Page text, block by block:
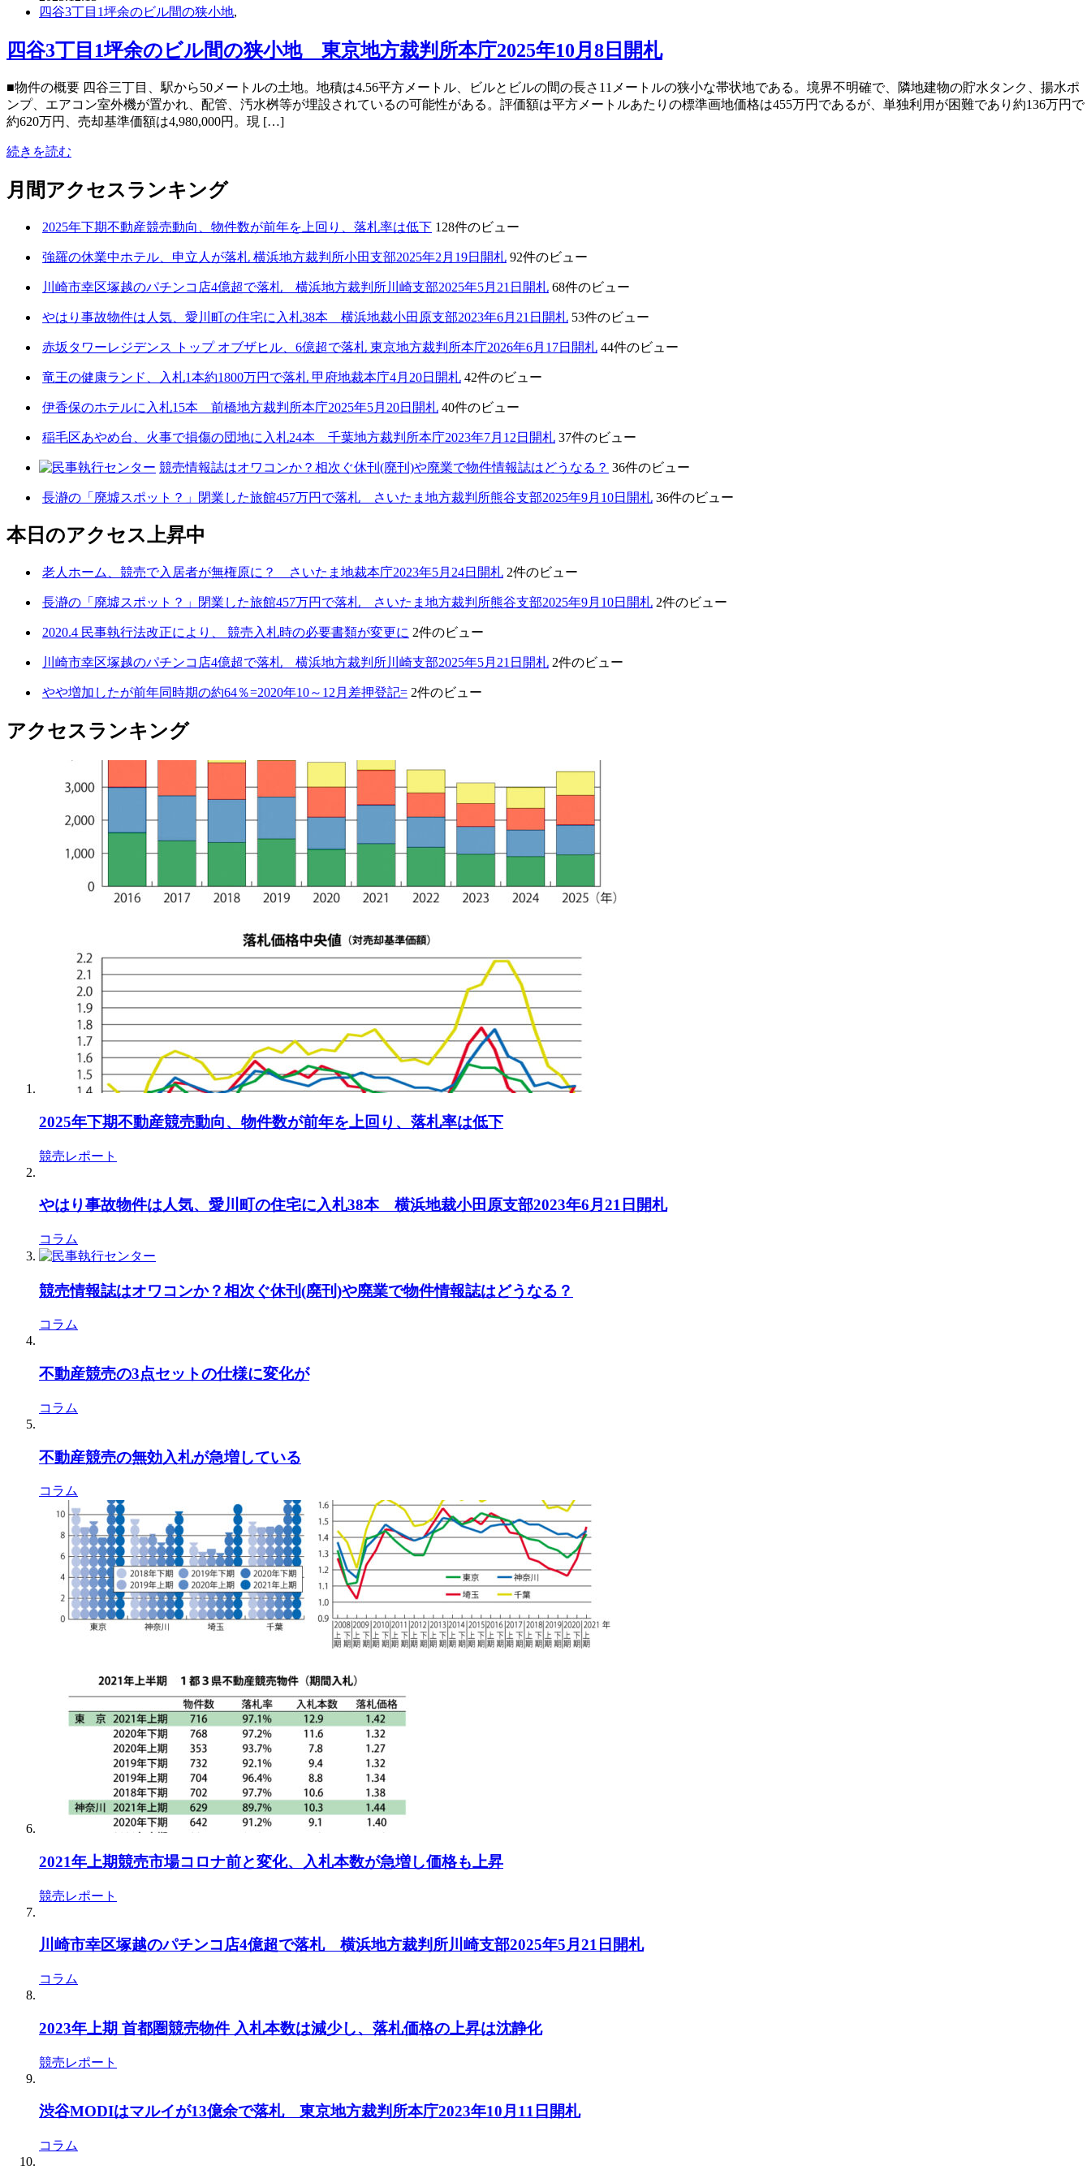
四谷3丁目1坪余のビル間の狭小地,
四谷3丁目1坪余のビル間の狭小地 東京地方裁判所本庁2025年10月8日開札
■物件の概要 四谷三丁目、駅から50メートルの土地。地積は4.56平方メートル、ビルとビルの間の長さ11メートルの狭小な帯状地である。境界不明確で、隣地建物の貯水タンク、揚水ポ
ンプ、エアコン室外機が置かれ、配管、汚水桝等が埋設されているの可能性がある。評価額は平方メートルあたりの標準画地価格は455万円であるが、単独利用が困難であり約136万円で
約620万円、売却基準価額は4,980,000円。現 […]
続きを読む
月間アクセスランキング
2025年下期不動産競売動向、物件数が前年を上回り、落札率は低下 128件のビュー
強羅の休業中ホテル、申立人が落札 横浜地方裁判所小田支部2025年2月19日開札 92件のビュー
川崎市幸区塚越のパチンコ店4億超で落札 横浜地方裁判所川崎支部2025年5月21日開札 68件のビュー
やはり事故物件は人気、愛川町の住宅に入札38本 横浜地裁小田原支部2023年6月21日開札 53件のビュー
赤坂タワーレジデンス トップ オブザヒル、6億超で落札 東京地方裁判所本庁2026年6月17日開札 44件のビュー
竜王の健康ランド、入札1本約1800万円で落札 甲府地裁本庁4月20日開札 42件のビュー
伊香保のホテルに入札15本 前橋地方裁判所本庁2025年5月20日開札 40件のビュー
稲毛区あやめ台、火事で損傷の団地に入札24本 千葉地方裁判所本庁2023年7月12日開札 37件のビュー
競売情報誌はオワコンか？相次ぐ休刊(廃刊)や廃業で物件情報誌はどうなる？ 36件のビュー
長瀞の「廃墟スポット？」閉業した旅館457万円で落札 さいたま地方裁判所熊谷支部2025年9月10日開札 36件のビュー
本日のアクセス上昇中
老人ホーム、競売で入居者が無権原に？ さいたま地裁本庁2023年5月24日開札 2件のビュー
長瀞の「廃墟スポット？」閉業した旅館457万円で落札 さいたま地方裁判所熊谷支部2025年9月10日開札 2件のビュー
2020.4 民事執行法改正により、 競売入札時の必要書類が変更に 2件のビュー
川崎市幸区塚越のパチンコ店4億超で落札 横浜地方裁判所川崎支部2025年5月21日開札 2件のビュー
やや増加したが前年同時期の約64％=2020年10～12月差押登記= 2件のビュー
アクセスランキング
2025年下期不動産競売動向、物件数が前年を上回り、落札率は低下
競売レポート
やはり事故物件は人気、愛川町の住宅に入札38本 横浜地裁小田原支部2023年6月21日開札
コラム
競売情報誌はオワコンか？相次ぐ休刊(廃刊)や廃業で物件情報誌はどうなる？
コラム
不動産競売の3点セットの仕様に変化が
コラム
不動産競売の無効入札が急増している
コラム
2021年上期競売市場コロナ前と変化、入札本数が急増し価格も上昇
競売レポート
川崎市幸区塚越のパチンコ店4億超で落札 横浜地方裁判所川崎支部2025年5月21日開札
コラム
2023年上期 首都圏競売物件 入札本数は減少し、落札価格の上昇は沈静化
競売レポート
渋谷MODIはマルイが13億余で落札 東京地方裁判所本庁2023年10月11日開札
コラム